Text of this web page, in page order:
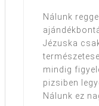
Nálunk
Jézuska
mindig
pizsiben
Nálunk ez